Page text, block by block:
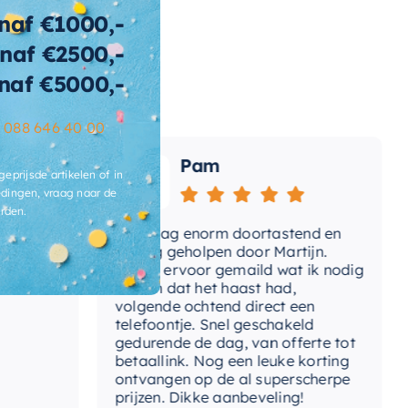
Ja
2-3 weken
Pam
Vandaag enorm doortastend en
prettig geholpen door Martijn.
Avond ervoor gemaild wat ik nodig
had en dat het haast had,
volgende ochtend direct een
telefoontje. Snel geschakeld
gedurende de dag, van offerte tot
betaallink. Nog een leuke korting
ontvangen op de al superscherpe
prijzen. Dikke aanbeveling!
€1000,-
€2500,-
€5000,-
088 646 40 00
artikelen of in
vraag naar de